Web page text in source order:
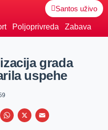
Santos uživo
Poljoprivreda Zabava
grada
uspehe
W
X
E